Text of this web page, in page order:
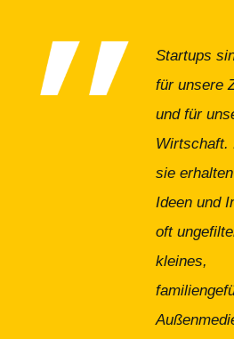
Startups
für unsere
und für
Wirtschaft.
sie
Ideen und
oft
kleines,